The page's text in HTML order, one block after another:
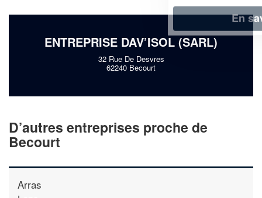
ENTREPRISE DAV’ISOL (SARL)
32 Rue De Desvres
62240 Becourt
D’autres entreprises proche de
Becourt
Arras
En savoir plus